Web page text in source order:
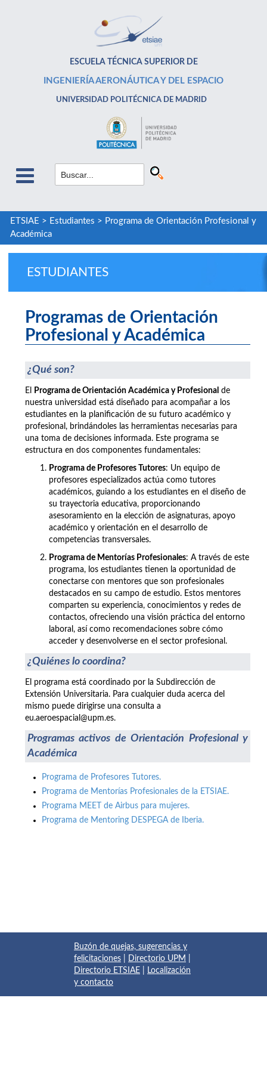
ESCUELA TÉCNICA SUPERIOR DE
INGENIERÍA AERONÁUTICA Y DEL ESPACIO
UNIVERSIDAD POLITÉCNICA DE MADRID
ETSIAE > Estudiantes > Programa de Orientación Profesional y
Académica
ESTUDIANTES
Programas de Orientación
Profesional y Académica
¿Qué son?
El Programa de Orientación Académica y Profesional de
nuestra universidad está diseñado para acompañar a los
estudiantes en la planificación de su futuro académico y
profesional, brindándoles las herramientas necesarias para
una toma de decisiones informada. Este programa se
estructura en dos componentes fundamentales:
Programa de Profesores Tutores: Un equipo de
profesores especializados actúa como tutores
académicos, guiando a los estudiantes en el diseño de
su trayectoria educativa, proporcionando
asesoramiento en la elección de asignaturas, apoyo
académico y orientación en el desarrollo de
competencias transversales.
Programa de Mentorías Profesionales: A través de este
programa, los estudiantes tienen la oportunidad de
conectarse con mentores que son profesionales
destacados en su campo de estudio. Estos mentores
comparten su experiencia, conocimientos y redes de
contactos, ofreciendo una visión práctica del entorno
laboral, así como recomendaciones sobre cómo
acceder y desenvolverse en el sector profesional.
¿Quiénes lo coordina?
El programa está coordinado por la Subdirección de
Extensión Universitaria. Para cualquier duda acerca del
mismo puede dirigirse una consulta a
eu.aeroespacial@upm.es.
Programas activos de Orientación Profesional y
Académica
Programa de Profesores Tutores.
Programa de Mentorías Profesionales de la ETSIAE.
Programa MEET de Airbus para mujeres.
Programa de Mentoring DESPEGA de Iberia.
Buzón de quejas, sugerencias y
felicitaciones
Directorio UPM
Directorio ETSIAE
Localización
y contacto